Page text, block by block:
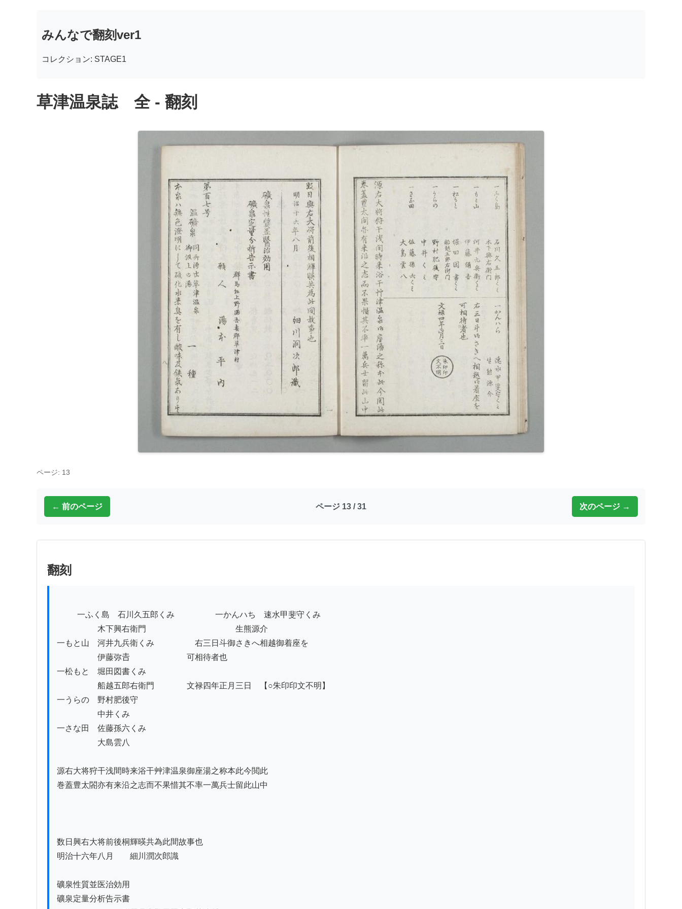
みんなで翻刻ver1
コレクション: STAGE1
草津温泉誌 全 - 翻刻
ページ: 13
← 前のページ ページ 13 / 31 次のページ →
翻刻
木下興右衛門　　　　　　　　　　　生熊源介
一もと山　河井九兵衛くみ　　　　　右三日斗御さきへ相越御着座を
伊藤弥𠮷　　　　　　　可相待者也
一松もと　堀田図書くみ
船越五郎右衛門　　　　文禄四年正月三日　【○朱印印文不明】
一うらの　野村肥後守
中井くみ
一さな田　佐藤孫六くみ
大島雲八
源右大将狩干浅間時来浴干艸津温泉御座湯之称本此今閲此
巻蓋豊太閤亦有来沿之志而不果惜其不率一萬兵士留此山中
数日興右大将前後桐輝暎共為此間故事也
明治十六年八月　　細川潤次郎識
礦泉性質並医治効用
礦泉定量分析告示書